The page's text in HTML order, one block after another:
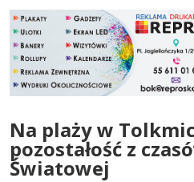
Na plaży w
pozostałość z
Światowej